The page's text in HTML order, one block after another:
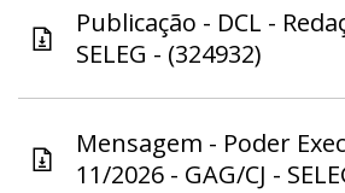
Publicação - DCL -
SELEG - (324932)
Mensagem - Poder
11/2026 - GAG/CJ -